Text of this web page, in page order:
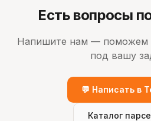
Есть вопросы
Напишите нам — поможем
под вашу
💬 Написать в
Каталог